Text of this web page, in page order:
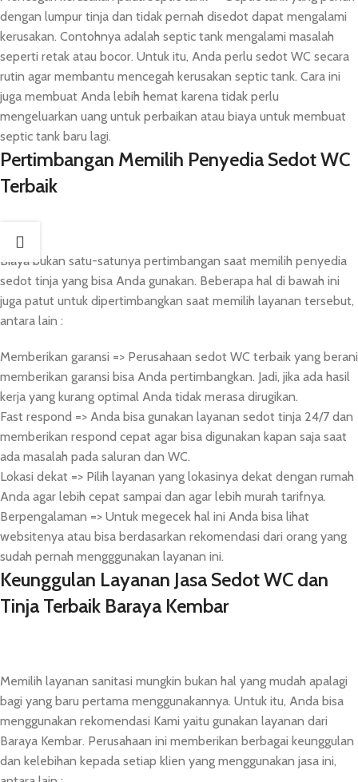
dengan lumpur tinja dan tidak pernah disedot dapat mengalami
kerusakan. Contohnya adalah septic tank mengalami masalah
seperti retak atau bocor. Untuk itu, Anda perlu sedot WC secara
rutin agar membantu mencegah kerusakan septic tank. Cara ini
juga membuat Anda lebih hemat karena tidak perlu
mengeluarkan uang untuk perbaikan atau biaya untuk membuat
septic tank baru lagi.
Pertimbangan Memilih Penyedia Sedot WC
Terbaik
Biaya bukan satu-satunya pertimbangan saat memilih penyedia
sedot tinja yang bisa Anda gunakan. Beberapa hal di bawah ini
juga patut untuk dipertimbangkan saat memilih layanan tersebut,
antara lain :
Memberikan garansi => Perusahaan sedot WC terbaik yang berani
memberikan garansi bisa Anda pertimbangkan. Jadi, jika ada hasil
kerja yang kurang optimal Anda tidak merasa dirugikan.
Fast respond => Anda bisa gunakan layanan sedot tinja 24/7 dan
memberikan respond cepat agar bisa digunakan kapan saja saat
ada masalah pada saluran dan WC.
Lokasi dekat => Pilih layanan yang lokasinya dekat dengan rumah
Anda agar lebih cepat sampai dan agar lebih murah tarifnya.
Berpengalaman => Untuk megecek hal ini Anda bisa lihat
websitenya atau bisa berdasarkan rekomendasi dari orang yang
sudah pernah mengggunakan layanan ini.
Keunggulan Layanan Jasa Sedot WC dan
Tinja Terbaik Baraya Kembar
Memilih layanan sanitasi mungkin bukan hal yang mudah apalagi
bagi yang baru pertama menggunakannya. Untuk itu, Anda bisa
menggunakan rekomendasi Kami yaitu gunakan layanan dari
Baraya Kembar. Perusahaan ini memberikan berbagai keunggulan
dan kelebihan kepada setiap klien yang menggunakan jasa ini,